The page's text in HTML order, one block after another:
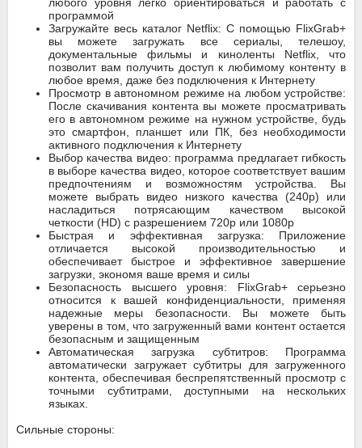
программой
Загружайте весь каталог Netflix: С помощью FlixGrab+
вы можете загружать все сериалы, телешоу,
документальные фильмы и киноленты Netflix, что
позволит вам получить доступ к любимому контенту в
любое время, даже без подключения к Интернету
Просмотр в автономном режиме на любом устройстве:
После скачивания контента вы можете просматривать
его в автономном режиме на нужном устройстве, будь
это смартфон, планшет или ПК, без необходимости
активного подключения к Интернету
Выбор качества видео: программа предлагает гибкость
в выборе качества видео, которое соответствует вашим
предпочтениям и возможностям устройства. Вы
можете выбрать видео низкого качества (240p) или
насладиться потрясающим качеством высокой
четкости (HD) с разрешением 720p или 1080p
Быстрая и эффективная загрузка: Приложение
отличается высокой производительностью и
обеспечивает быстрое и эффективное завершение
загрузки, экономя ваше время и силы
Безопасность высшего уровня: FlixGrab+ серьезно
относится к вашей конфиденциальности, применяя
надежные меры безопасности. Вы можете быть
уверены в том, что загруженный вами контент остается
безопасным и защищенным
Автоматическая загрузка субтитров: Программа
автоматически загружает субтитры для загруженного
контента, обеспечивая беспрепятственный просмотр с
точными субтитрами, доступными на нескольких
языках.
Сильные стороны: